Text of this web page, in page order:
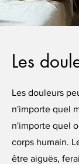
Les
Les douleurs
n'importe quel
n'importe quel
corps humain.
être aiguës,